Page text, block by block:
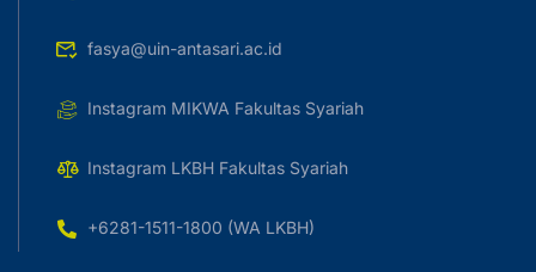
fasya@uin-antasari.ac.id
Instagram MIKWA Fakultas Syariah
Instagram LKBH Fakultas Syariah
+6281-1511-1800 (WA LKBH)